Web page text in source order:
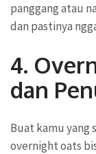
panggang atau
dan pastinya
4.
dan
Buat kamu yang
overnight oats